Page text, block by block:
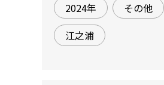
2024年
その他
江之浦